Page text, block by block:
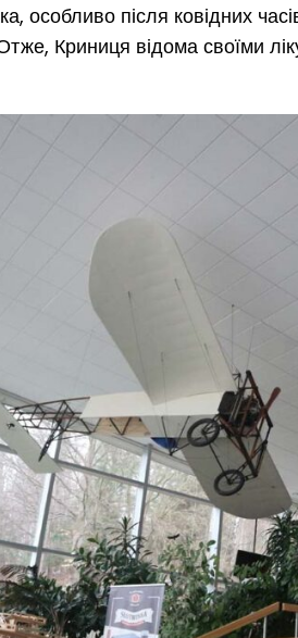
особливо після ковідних
Криниця відома своїми